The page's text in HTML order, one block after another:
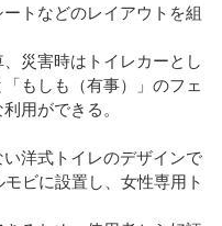
トなどのレイアウトを組
災害時はトイレカーとし
もしも（有事）」のフェ
用ができる。
洋式トイレのデザインで
ビに設置し、女性専用ト